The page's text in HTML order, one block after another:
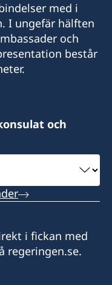
med i
I ungefär hälften
och
består
och
i fickan med
regeringen.se.